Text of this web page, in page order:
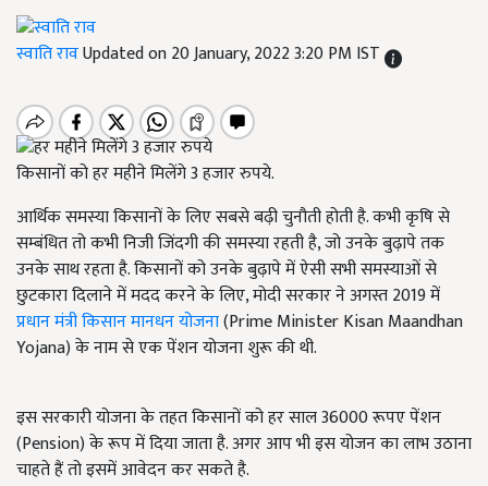
स्वाति रावUpdated on 20 January, 2022 3:20 PM IST
किसानों को हर महीने मिलेंगे 3 हजार रुपये.
आर्थिक समस्या किसानों के लिए सबसे बढ़ी चुनौती होती है. कभी कृषि से
सम्बंधित तो कभी निजी जिंदगी की समस्या रहती है, जो उनके बुढ़ापे तक
उनके साथ रहता है. किसानों को उनके बुढ़ापे में ऐसी सभी समस्याओं से
छुटकारा दिलाने में मदद करने के लिए, मोदी सरकार ने अगस्त 2019 में
प्रधान मंत्री किसान मानधन योजना(Prime Minister Kisan Maandhan
Yojana) के नाम से एक पेंशन योजना शुरू की थी.
इस सरकारी योजना के तहत किसानों को हर साल 36000 रूपए पेंशन
(Pension) के रूप में दिया जाता है. अगर आप भी इस योजन का लाभ उठाना
चाहते हैं तो इसमें आवेदन कर सकते है.